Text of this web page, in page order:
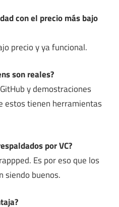
con el precio más bajo
precio y ya funcional.
son reales?
y demostraciones
estos tienen herramientas
por VC?
Es por eso que los
siendo buenos.